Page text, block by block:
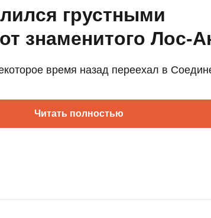
грустными
знаменитого Лос-
время назад переехал в
Читать полностью